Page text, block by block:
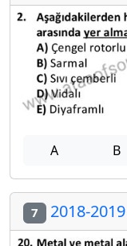
A B
7 2018-2019